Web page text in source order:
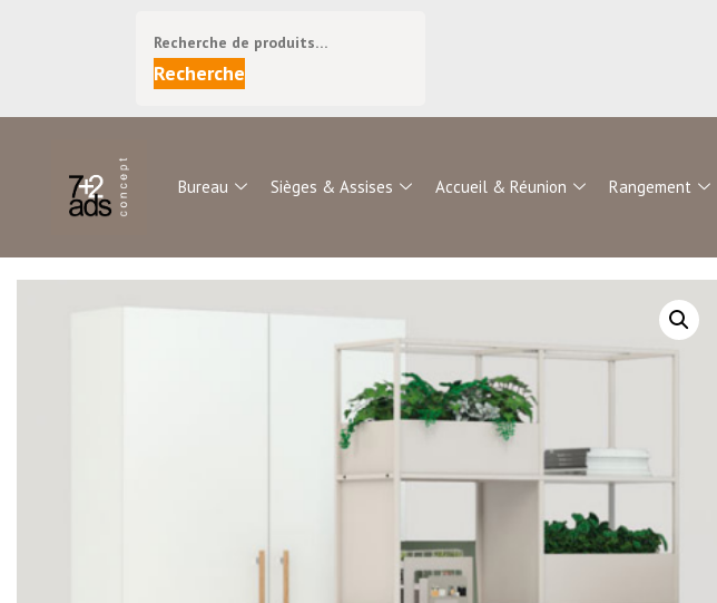
Recherche
Bureau Sièges & Assises Accueil & Réunion Rangement